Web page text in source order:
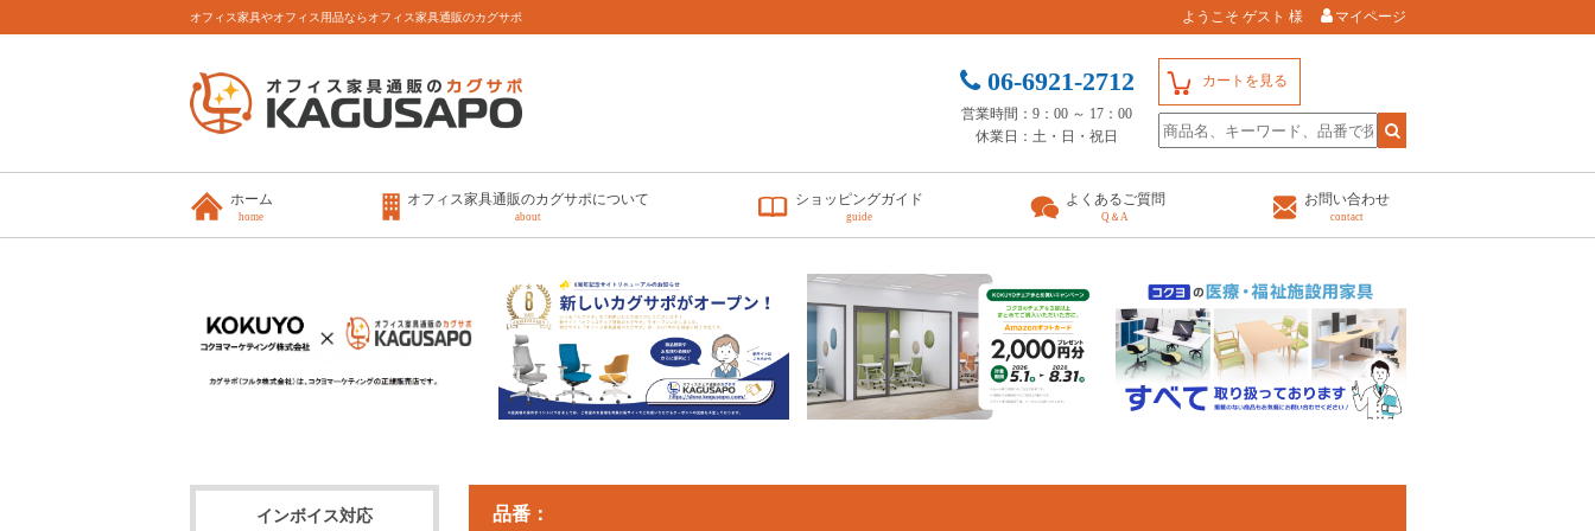
オフィス家具やオフィス用品ならオフィス家具通販のカグサポ ようこそ ゲスト 様 マイページ
カートを見る
06-6921-2712
営業時間：9：00 ～ 17：00
休業日：土・日・祝日
ホーム
home
オフィス家具通販のカグサポについて
about
ショッピングガイド
guide
よくあるご質問
Q＆A
お問い合わせ
contact
品番：
インボイス対応